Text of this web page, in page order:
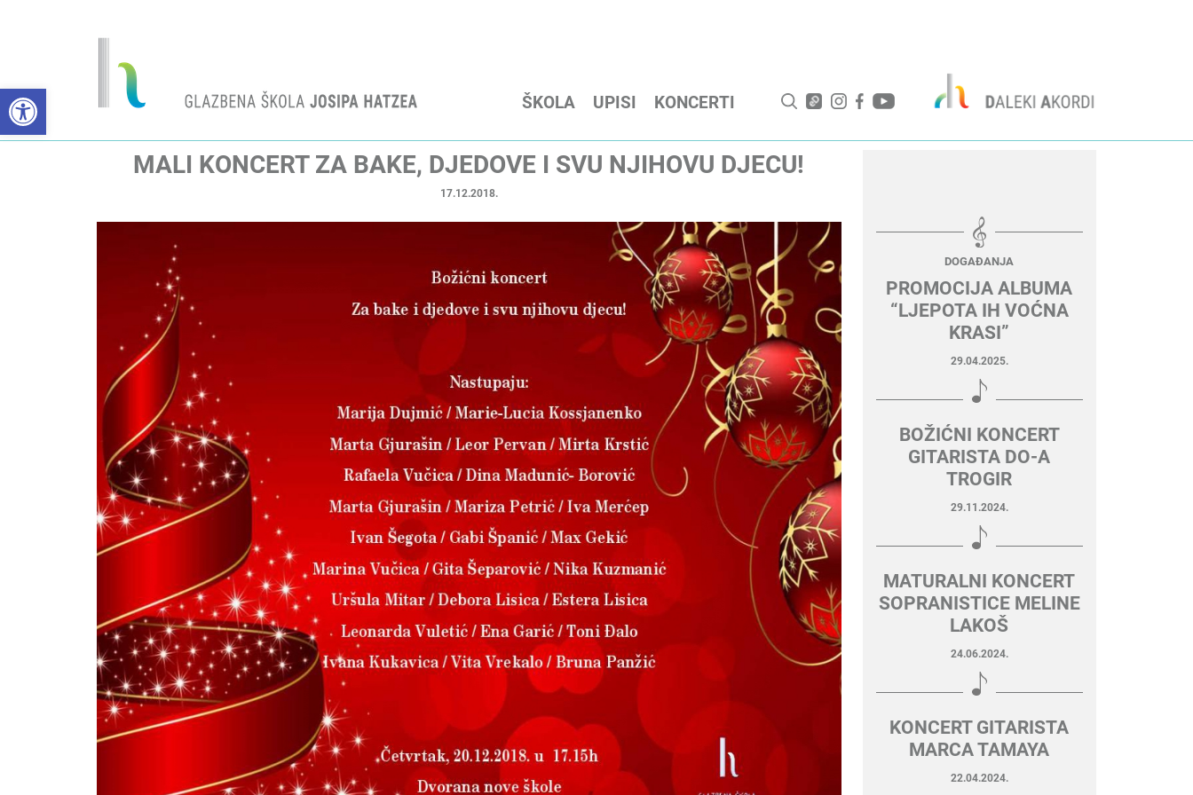
Open toolbar ŠKOLA UPISI KONCERTI
MALI KONCERT ZA BAKE, DJEDOVE I SVU NJIHOVU DJECU!
17.12.2018.
DOGAĐANJA
PROMOCIJA ALBUMA
“LJEPOTA IH VOĆNA
KRASI”
29.04.2025.
BOŽIĆNI KONCERT
GITARISTA DO-A
TROGIR
29.11.2024.
MATURALNI KONCERT
SOPRANISTICE MELINE
LAKOŠ
24.06.2024.
KONCERT GITARISTA
MARCA TAMAYA
22.04.2024.